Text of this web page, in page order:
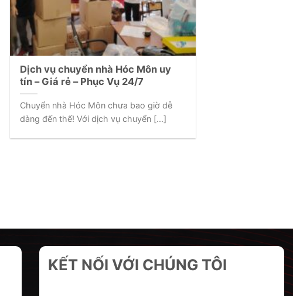
Dịch vụ chuyển nhà Hóc Môn uy
tín – Giá rẻ – Phục Vụ 24/7
Chuyển nhà Hóc Môn chưa bao giờ dễ
dàng đến thế! Với dịch vụ chuyển [...]
KẾT NỐI VỚI CHÚNG TÔI